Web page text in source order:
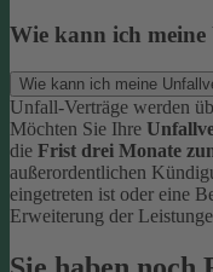
Wie kann ich meine
Wie kann ich meine
Unfall-Verträge werden
Möchten Sie Ihre
die Frist drei Monate
außerordentlichen
eingetreten ist oder eine
Erweiterung der